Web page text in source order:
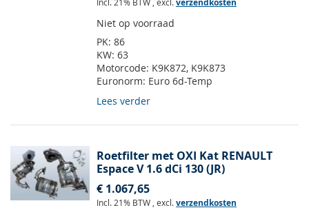
Incl. 21% BTW , excl.verzendkosten
Niet op voorraad
PK: 86
KW: 63
Motorcode: K9K872, K9K873
Euronorm: Euro 6d-Temp
Lees verder
Roetfilter met OXI Kat RENAULT
Espace V 1.6 dCi 130 (JR)
€ 1.067,65
Incl. 21% BTW , excl.verzendkosten